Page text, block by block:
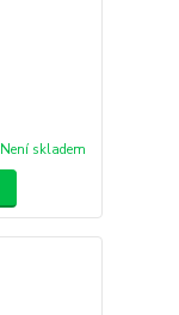
Není skladem